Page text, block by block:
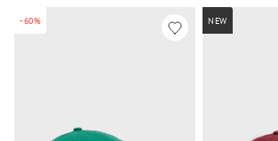
-60% NEW